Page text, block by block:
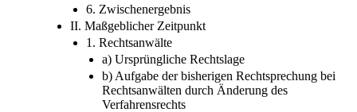
6. Zwischenergebnis
II. Maßgeblicher Zeitpunkt
1. Rechtsanwälte
a) Ursprüngliche Rechtslage
b) Aufgabe der bisherigen Rechtsprechung bei
Rechtsanwälten durch Änderung des
Verfahrensrechts